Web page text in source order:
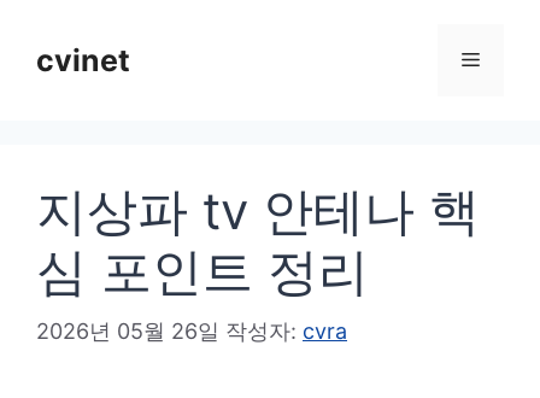
cvinet 메
지상파 tv 안테나 핵
심 포인트 정리
2026년 05월 26일 작성자: cvra